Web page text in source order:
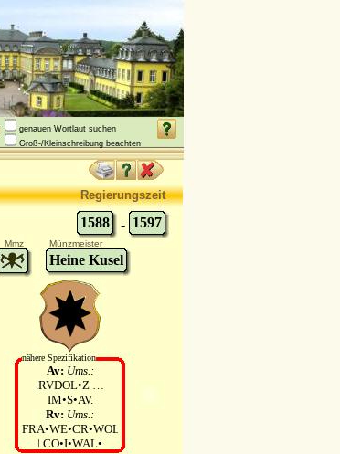
genauen Wortlaut suchen
Groß-/Kleinschreibung beachten
Regierungszeit
1588 - 1597
Mmz Münzmeister
Heine Kusel
nähere Spezifikation
Av: Ums.:
.RVDOL•Z …
IM•S•AV.
Rv: Ums.:
FRA•WE•CR•WOL
| CO•I•WAL•